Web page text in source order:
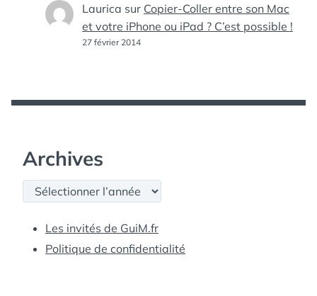
Laurica sur Copier-Coller entre son Mac
et votre iPhone ou iPad ? C’est possible !
27 février 2014
Archives
Archives
Les invités de GuiM.fr
Politique de confidentialité